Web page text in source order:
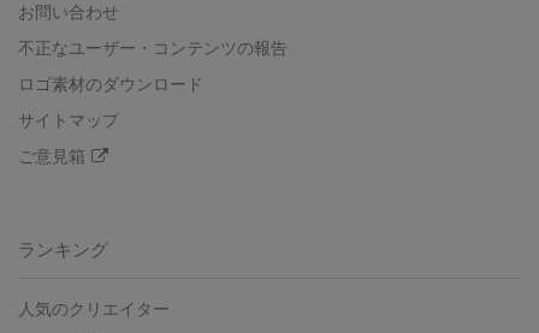
お問い合わせ
不正なユーザー・コンテンツの報告
ロゴ素材のダウンロード
サイトマップ
ご意見箱
ランキング
人気のクリエイター